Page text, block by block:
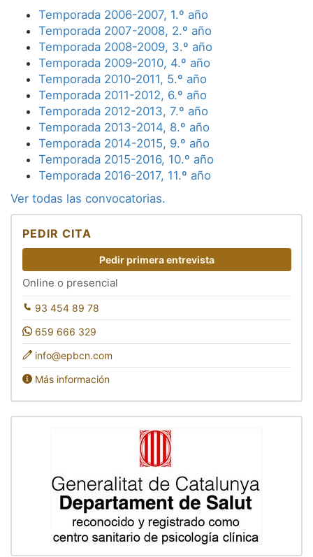
Temporada 2006-2007, 1.º año
Temporada 2007-2008, 2.º año
Temporada 2008-2009, 3.º año
Temporada 2009-2010, 4.º año
Temporada 2010-2011, 5.º año
Temporada 2011-2012, 6.º año
Temporada 2012-2013, 7.º año
Temporada 2013-2014, 8.º año
Temporada 2014-2015, 9.º año
Temporada 2015-2016, 10.º año
Temporada 2016-2017, 11.º año
Ver todas las convocatorias.
PEDIR CITA
Pedir primera entrevista
Online o presencial
93 454 89 78
659 666 329
info@epbcn.com
Más información